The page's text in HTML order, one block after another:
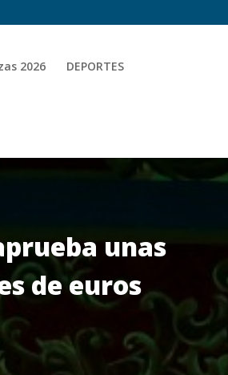
2026 DEPORTES
unas
de euros